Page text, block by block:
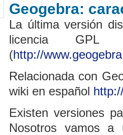
Geogebra:
La última versión
licencia GPL
(http://
Relacionada con
wiki en español
Existen versiones
Nosotros vamos